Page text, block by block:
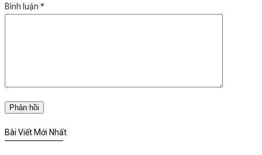
Bình luận *
Bài Viết Mới Nhất